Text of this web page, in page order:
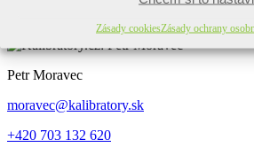
Zásady cookiesZásady ochrany
Rýchly kontakt
Petr Moravec
moravec@kalibratory.sk
+420 703 132 620